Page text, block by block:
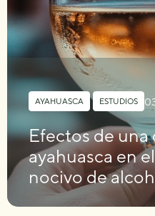
AYAHUASCA , ESTUDIOS
Efectos de una
ayahuasca en
nocivo de